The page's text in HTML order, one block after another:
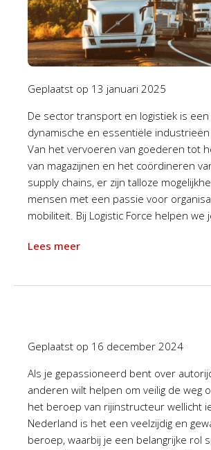
Geplaatst op 13 januari 2025
De sector transport en logistiek is
dynamische en essentiële
Van het vervoeren van goederen tot
van magazijnen en het coördineren
supply chains, er zijn talloze
mensen met een passie voor
mobiliteit. Bij Logistic Force helpen we
Lees meer
Geplaatst op 16 december 2024
Als je gepassioneerd bent over
anderen wilt helpen om veilig de weg
het beroep van rijinstructeur wellicht
Nederland is het een veelzijdig en
beroep, waarbij je een belangrijke rol